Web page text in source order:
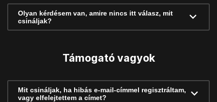
Olyan kérdésem van, amire nincs itt válasz, mit
csináljak?
Támogató vagyok
Mit csináljak, ha hibás e-mail-címmel regisztráltam,
vagy elfelejtettem a címet?